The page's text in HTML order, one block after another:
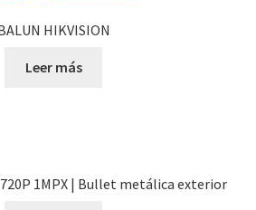
HIKVISION
Leer más
720P 1MPX | Bullet metálica exterior